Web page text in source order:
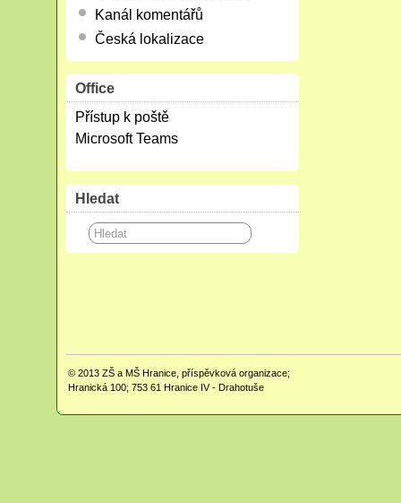
Kanál komentářů
Česká lokalizace
Office
Přístup k poště
Microsoft Teams
Hledat
© 2013 ZŠ a MŠ Hranice, příspěvková organizace;
Hranická 100; 753 61 Hranice IV - Drahotuše